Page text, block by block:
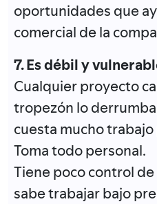
oportunidades que
comercial de la
7. Es débil y
Cualquier proyecto
tropezón lo
cuesta mucho
Toma todo personal.
Tiene poco control
sabe trabajar bajo